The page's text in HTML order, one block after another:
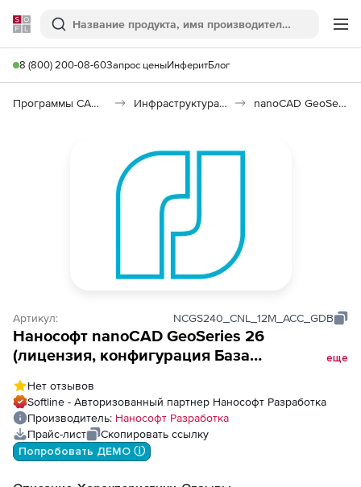
Softline
Поиск
8 (800) 200-08-60Запрос ценыИнферитБлог
Программы САПР и ГИС Инфраструктура: изыскания, генплан, транспорт nanoCAD GeoSeries 26
Артикул: NCGS240_CNL_12M_ACC_GDB
Нанософт nanoCAD GeoSeries 26
(лицензия, конфигурация База
локальная лицензия
еще
Нет отзывов
Softline - Авторизованный партнер Нанософт Разработка
Производитель: Нанософт Разработка
Прайс-лист
Скопировать ссылку
Попробовать ДЕМО ⓘ